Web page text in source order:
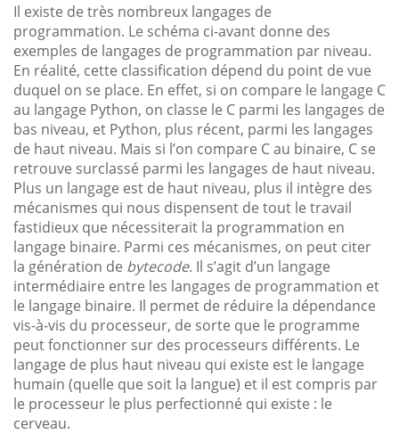
Il existe de très nombreux langages de
programmation. Le schéma ci-avant donne des
exemples de langages de programmation par niveau.
En réalité, cette classification dépend du point de vue
duquel on se place. En effet, si on compare le langage C
au langage Python, on classe le C parmi les langages de
bas niveau, et Python, plus récent, parmi les langages
de haut niveau. Mais si l’on compare C au binaire, C se
retrouve surclassé parmi les langages de haut niveau.
Plus un langage est de haut niveau, plus il intègre des
mécanismes qui nous dispensent de tout le travail
fastidieux que nécessiterait la programmation en
langage binaire. Parmi ces mécanismes, on peut citer
la génération de bytecode. Il s’agit d’un langage
intermédiaire entre les langages de programmation et
le langage binaire. Il permet de réduire la dépendance
vis-à-vis du processeur, de sorte que le programme
peut fonctionner sur des processeurs différents. Le
langage de plus haut niveau qui existe est le langage
humain (quelle que soit la langue) et il est compris par
le processeur le plus perfectionné qui existe : le
cerveau.